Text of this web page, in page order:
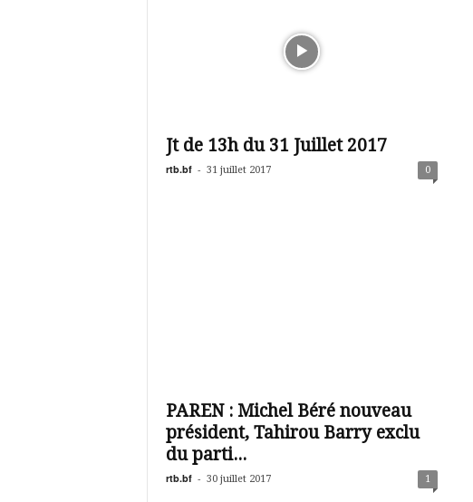
Jt de 13h du 31 Juillet 2017
rtb.bf - 31 juillet 2017 0
PAREN : Michel Béré nouveau
président, Tahirou Barry exclu
du parti...
rtb.bf - 30 juillet 2017 1